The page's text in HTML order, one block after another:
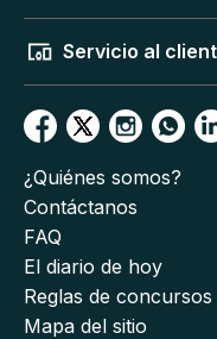
Servicio al
¿Quiénes somos?
Contáctanos
FAQ
El diario de hoy
Reglas de concursos
Mapa del sitio